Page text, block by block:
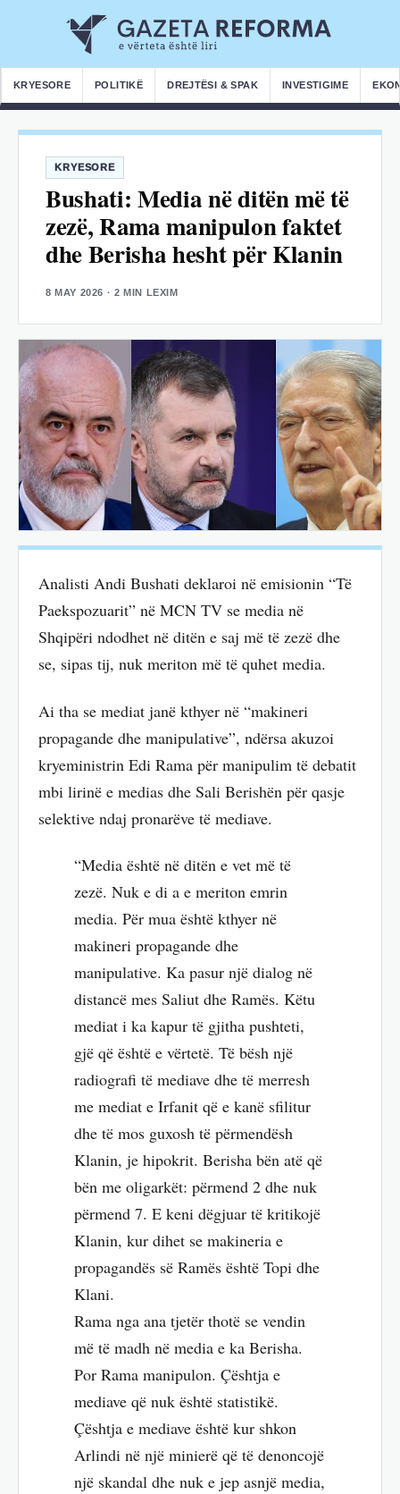
KRYESORE POLITIKË DREJTËSI & SPAK INVESTIGIME
KRYESORE
Bushati: Media në ditën më të
zezë, Rama manipulon faktet
dhe Berisha hesht për Klanin
8 MAY 2026 · 2 MIN LEXIM
Analisti Andi Bushati deklaroi në emisionin “Të
Paekspozuarit” në MCN TV se media në
Shqipëri ndodhet në ditën e saj më të zezë dhe
se, sipas tij, nuk meriton më të quhet media.
Ai tha se mediat janë kthyer në “makineri
propagande dhe manipulative”, ndërsa akuzoi
kryeministrin Edi Rama për manipulim të debatit
mbi lirinë e medias dhe Sali Berishën për qasje
selektive ndaj pronarëve të mediave.
“Media është në ditën e vet më të
zezë. Nuk e di a e meriton emrin
media. Për mua është kthyer në
makineri propagande dhe
manipulative. Ka pasur një dialog në
distancë mes Saliut dhe Ramës. Këtu
mediat i ka kapur të gjitha pushteti,
gjë që është e vërtetë. Të bësh një
radiografi të mediave dhe të merresh
me mediat e Irfanit që e kanë sfilitur
dhe të mos guxosh të përmendësh
Klanin, je hipokrit. Berisha bën atë që
bën me oligarkët: përmend 2 dhe nuk
përmend 7. E keni dëgjuar të kritikojë
Klanin, kur dihet se makineria e
propagandës së Ramës është Topi dhe
Klani.
Rama nga ana tjetër thotë se vendin
më të madh në media e ka Berisha.
Por Rama manipulon. Çështja e
mediave që nuk është statistikë.
Çështja e mediave është kur shkon
Arlindi në një minierë që të denoncojë
një skandal dhe nuk e jep asnjë media,